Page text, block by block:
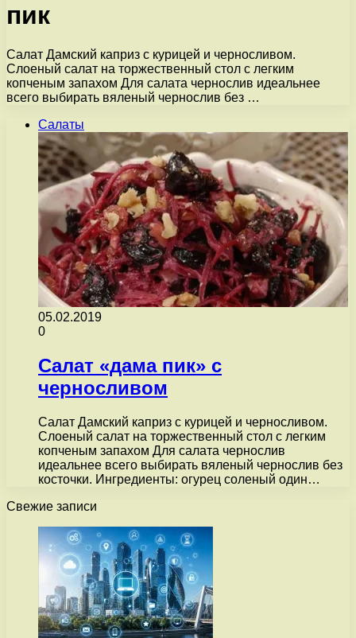
пик
Салат Дамский каприз с курицей и черносливом.
Слоеный салат на торжественный стол с легким
копченым запахом Для салата чернослив идеальнее
всего выбирать вяленый чернослив без …
Салаты
05.02.2019
0
Салат «дама пик» с
черносливом
Салат Дамский каприз с курицей и черносливом.
Слоеный салат на торжественный стол с легким
копченым запахом Для салата чернослив
идеальнее всего выбирать вяленый чернослив без
косточки. Ингредиенты: огурец соленый один…
Свежие записи